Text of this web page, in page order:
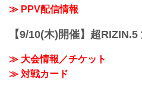
≫ PPV配信情報
【9/10(木)開催】超
≫ 大会情報／チケット
≫ 対戦カード